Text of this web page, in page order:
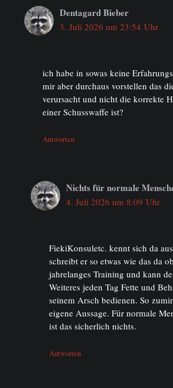
Dentagard Bieber
3. Juli 2026 um 23:54 Uhr
ich habe in sowas keine
mir aber durchaus vorstellen das
verursacht und nicht die korrekte
einer Schusswaffe ist?
Antworten
Nichts für normale
4. Juli 2026 um 8:09 Uhr
FiekiKonsuletc. kennt sich da
schreibt er so etwas wie das da
jahrelanges Training und kann
Weiteres jeden Tag Fette und
seinem Arsch bedienen. So
eigene Aussage. Für normale
ist das sicherlich nichts.
Antworten